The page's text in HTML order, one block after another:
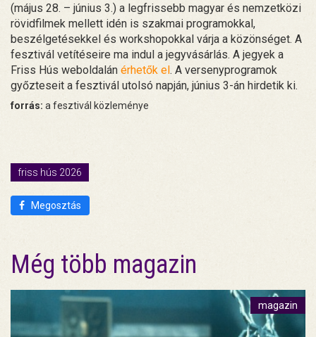
(május 28. – június 3.) a legfrissebb magyar és nemzetközi
rövidfilmek mellett idén is szakmai programokkal,
beszélgetésekkel és workshopokkal várja a közönséget. A
fesztivál vetítéseire ma indul a jegyvásárlás. A jegyek a
Friss Hús weboldalán érhetők el. A versenyprogramok
győzteseit a fesztivál utolsó napján, június 3-án hirdetik ki.
forrás: a fesztivál közleménye
friss hús 2026
Megosztás
Még több magazin
magazin